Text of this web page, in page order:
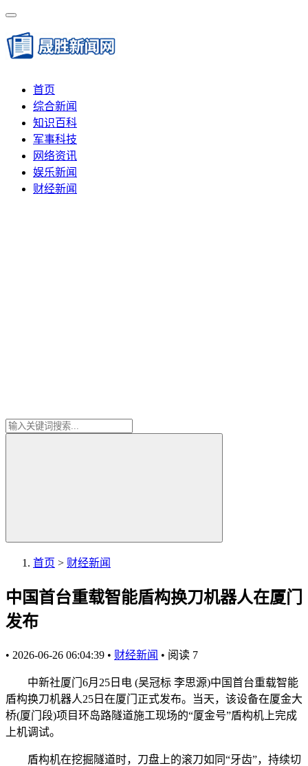
首页
综合新闻
知识百科
军事科技
网络资讯
娱乐新闻
财经新闻
首页 > 财经新闻
中国首台重载智能盾构换刀机器人在厦门
发布
• 2026-06-26 06:04:39 • 财经新闻 • 阅读 7
中新社厦门6月25日电 (吴冠标 李思源)中国首台重载智能
盾构换刀机器人25日在厦门正式发布。当天，该设备在厦金大
桥(厦门段)项目环岛路隧道施工现场的“厦金号”盾构机上完成
上机调试。
盾构机在挖掘隧道时，刀盘上的滚刀如同“牙齿”，持续切